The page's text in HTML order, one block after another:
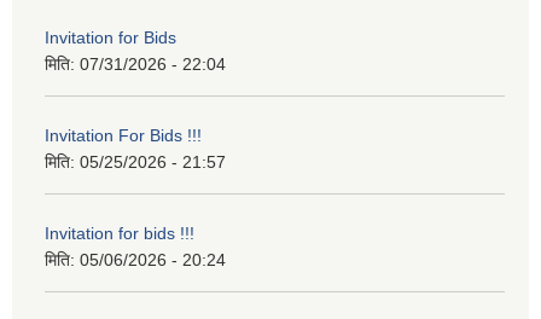
Invitation for Bids
मिति: 07/31/2026 - 22:04
Invitation For Bids !!!
मिति: 05/25/2026 - 21:57
Invitation for bids !!!
मिति: 05/06/2026 - 20:24